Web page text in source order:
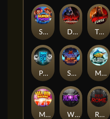
PRAY FOR SIX
THE WILDWOOD CURSE
Reign of Rome
Marlin Masters Atlantis
Max Win Machine
Shadow Strike
Dark Summoning
Wings of Horus
Super Twins